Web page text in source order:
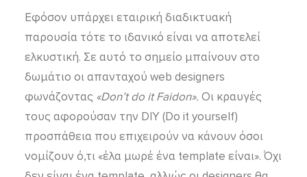
Εφόσον υπάρχει εταιρική διαδικτυακή
παρουσία τότε το ιδανικό είναι να αποτελεί
ελκυστική. Σε αυτό το σημείο μπαίνουν στο
δωμάτιο οι απανταχού web designers
φωνάζοντας «Don’tdo itFaidon». Οι κραυγές
τους αφορούσαν την DIY (Do it yourself)
προσπάθεια που επιχειρούν να κάνουν όσοι
νομίζουν ό,τι «έλα μωρέ ένα template είναι». Όχι